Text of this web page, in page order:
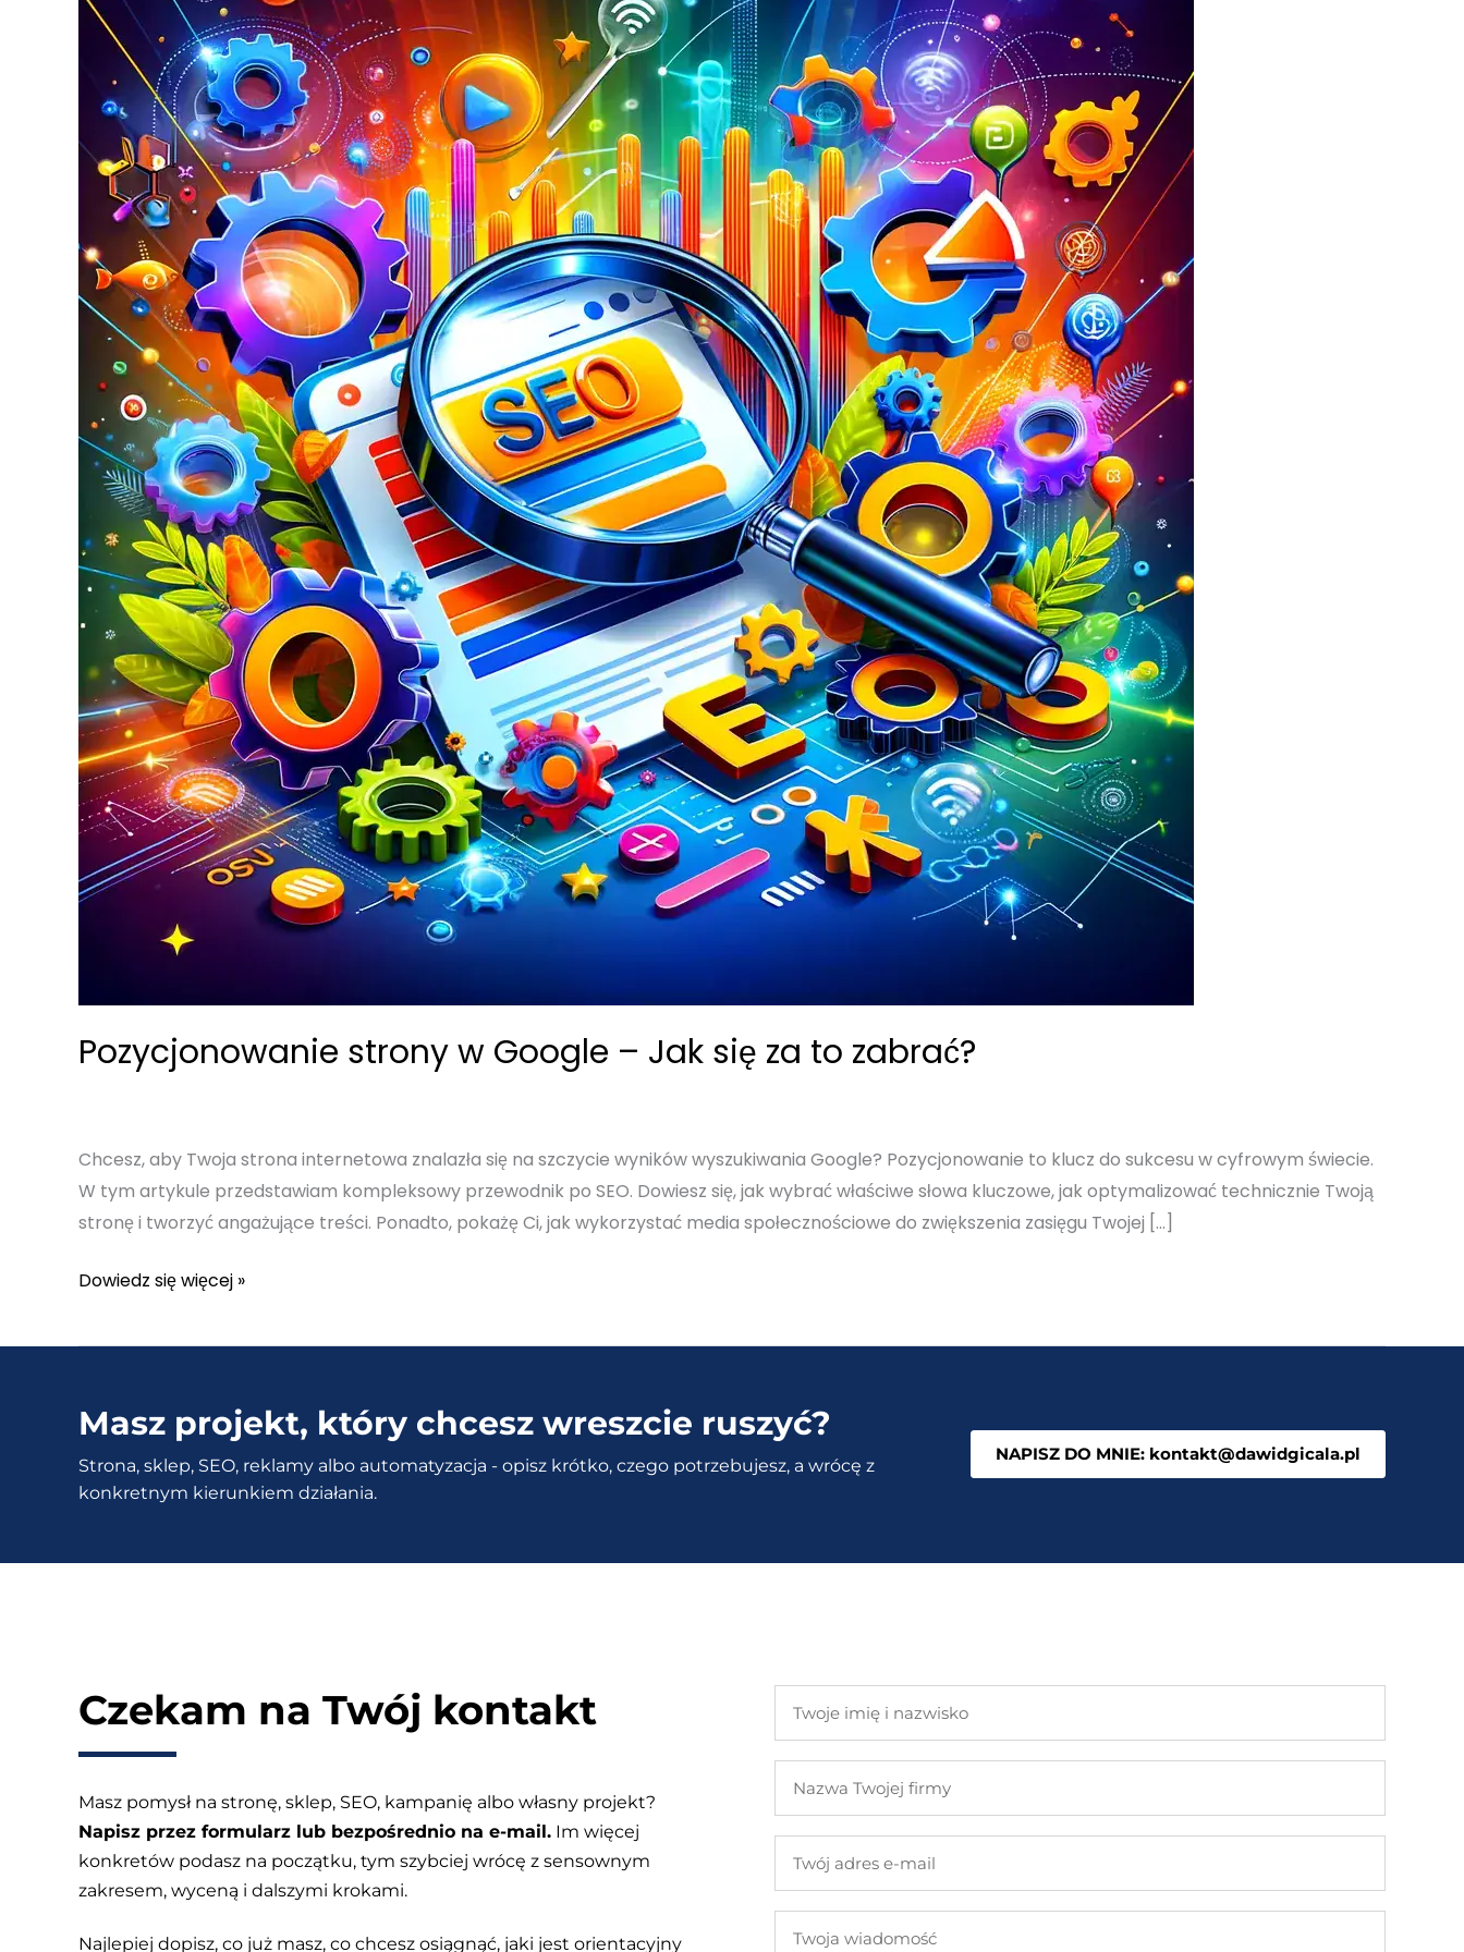
Pozycjonowanie strony w Google – Jak się za to zabrać?
Chcesz, aby Twoja strona internetowa znalazła się na szczycie wyników wyszukiwania Google? Pozycjonowanie to klucz do sukcesu w cyfrowym świecie.
W tym artykule przedstawiam kompleksowy przewodnik po SEO. Dowiesz się, jak wybrać właściwe słowa kluczowe, jak optymalizować technicznie Twoją
stronę i tworzyć angażujące treści. Ponadto, pokażę Ci, jak wykorzystać media społecznościowe do zwiększenia zasięgu Twojej […]
Pozycjonowanie
w
–
Jak
się
za
zabrać?
Dowiedz się więcej »
Masz projekt, który chcesz wreszcie ruszyć?
Strona, sklep, SEO, reklamy albo automatyzacja - opisz krótko, czego potrzebujesz, a wrócę z
konkretnym kierunkiem działania.
NAPISZ DO MNIE: kontakt@dawidgicala.pl
Czekam na Twój kontakt
Masz pomysł na stronę, sklep, SEO, kampanię albo własny projekt?
Napisz przez formularz lub bezpośrednio na e-mail. Im więcej
konkretów podasz na początku, tym szybciej wrócę z sensownym
zakresem, wyceną i dalszymi krokami.
Najlepiej dopisz, co już masz, co chcesz osiągnąć, jaki jest orientacyjny
imię
nazwisko
Twojej
adres
mail